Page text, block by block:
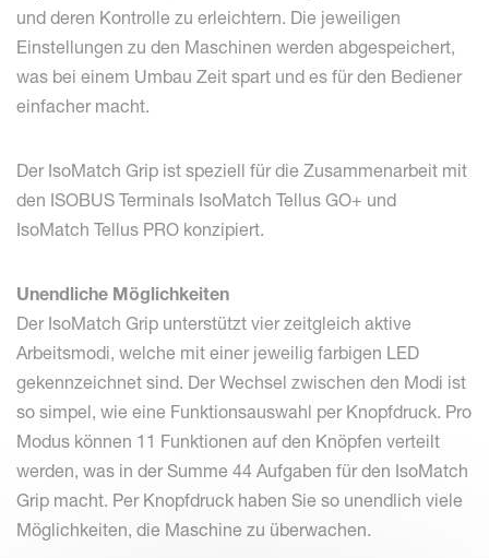
und deren Kontrolle zu erleichtern. Die jeweiligen
Einstellungen zu den Maschinen werden abgespeichert,
was bei einem Umbau Zeit spart und es für den Bediener
einfacher macht.
Der IsoMatch Grip ist speziell für die Zusammenarbeit mit
den ISOBUS Terminals IsoMatch Tellus GO+ und
IsoMatch Tellus PRO konzipiert.
Unendliche Möglichkeiten
Der IsoMatch Grip unterstützt vier zeitgleich aktive
Arbeitsmodi, welche mit einer jeweilig farbigen LED
gekennzeichnet sind. Der Wechsel zwischen den Modi ist
so simpel, wie eine Funktionsauswahl per Knopfdruck. Pro
Modus können 11 Funktionen auf den Knöpfen verteilt
werden, was in der Summe 44 Aufgaben für den IsoMatch
Grip macht. Per Knopfdruck haben Sie so unendlich viele
Möglichkeiten, die Maschine zu überwachen.